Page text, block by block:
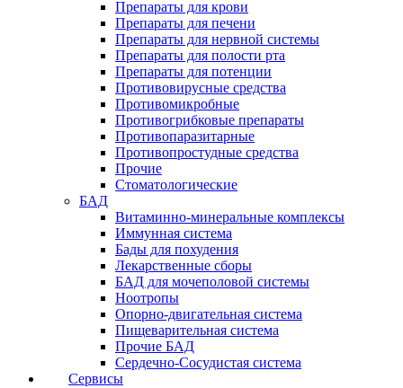
Препараты для крови
Препараты для печени
Препараты для нервной системы
Препараты для полости рта
Препараты для потенции
Противовирусные средства
Противомикробные
Противогрибковые препараты
Противопаразитарные
Противопростудные средства
Прочие
Стоматологические
БАД
Витаминно-минеральные комплексы
Иммунная система
Бады для похудения
Лекарственные сборы
БАД для мочеполовой системы
Ноотропы
Опорно-двигательная система
Пищеварительная система
Прочие БАД
Сердечно-Сосудистая система
Сервисы